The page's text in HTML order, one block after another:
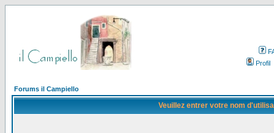
Profil
Forums il Campiello
Veuillez entrer votre nom